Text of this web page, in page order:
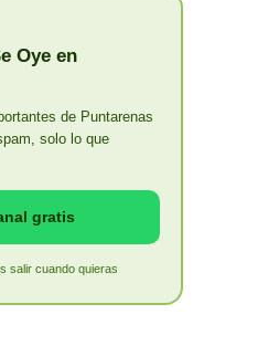
Oye en
de Puntarenas
solo lo que
gratis
salir cuando quieras